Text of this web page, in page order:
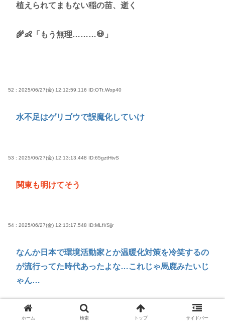
植えられてまもない稲の苗、逝く
🌾👶「もう無理………💀」
52 : 2025/06/27(金) 12:12:59.116 ID:OTt.Wop40
水不足はゲリゴウで誤魔化していけ
53 : 2025/06/27(金) 12:13:13.448 ID:65gztHtvS
関東も明けてそう
54 : 2025/06/27(金) 12:13:17.548 ID:MLfI/Sjjr
なんか日本で環境活動家とか温暖化対策を冷笑するの
が流行ってた時代あったよな…これじゃ馬鹿みたいじ
ゃん…
88 : 2025/06/27(金) 12:17:42.154ID:TjiMrYtw3
ホーム 検索 トップ サイドバー